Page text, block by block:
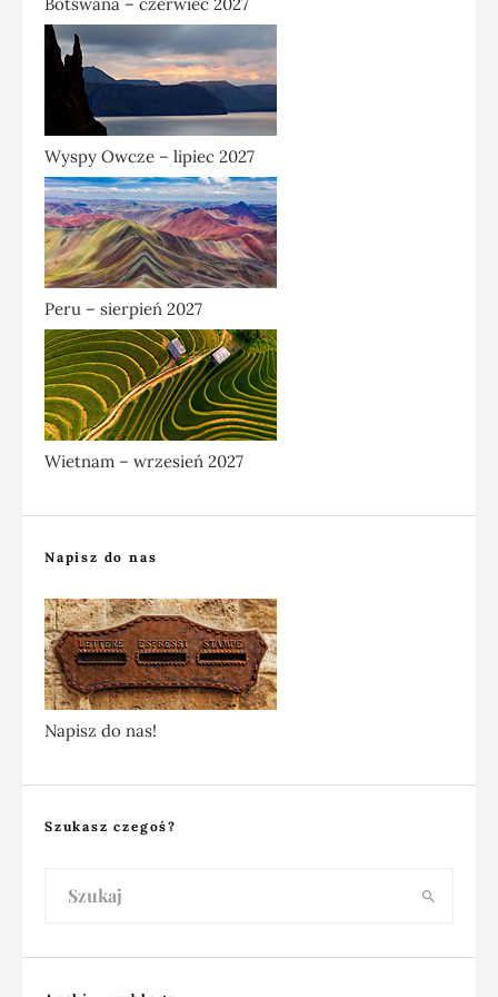
Wyspy Owcze – lipiec 2027
Peru – sierpień 2027
Wietnam – wrzesień 2027
Napisz do nas
Napisz do nas!
Szukasz czegoś?